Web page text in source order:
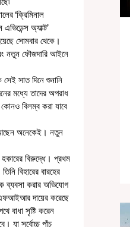
অ্যাক্ট’
সোমবার থেকে।
নতুন ফৌজদারি আইনে
মধ্যে তাদের অপরাধ
বিলম্ব করা যাবে
বিহারের বারহের
ব্যবসা করার অভিযোগ
এফআইআর দায়ের করেছে
বাধা সৃষ্টি করেন
যা সর্বোচ্চ পাঁচ